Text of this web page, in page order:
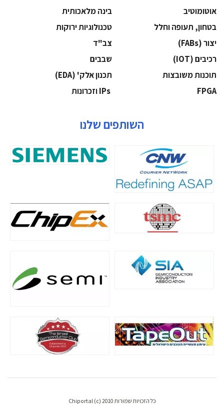
אוטומוטיב
בינה מלאכותית
בטחון, תעופה וחלל
‫טכנולוגיות ירוקות‬
‫יצור (‪(FABs‬‬
‫צב"ד‬
‫רכיבים‬ (IOT)
‫שבבים‬
‫תוכנות משובצות‬
‫תכנון אלק' (‪(EDA‬‬
‫‪FPGA‬‬
השותפים שלנו
כל הזכויות שמורות Chiportal (c) 2010